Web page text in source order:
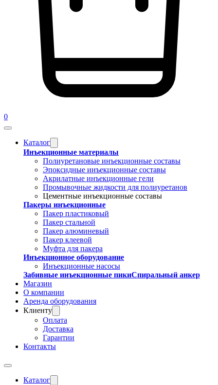
0
Каталог
Инъекционные материалы
Полиуретановые инъекционные составы
Эпоксидные инъекционные составы
Акрилатные инъекционные гели
Промывочные жидкости для полиуретанов
Цементные инъекционные составы
Пакеры инъекционные
Пакер пластиковый
Пакер стальной
Пакер алюминевый
Пакер клеевой
Муфта для пакера
Инъекционное оборудование
Инъекционные насосы
Забивные инъекционные пикиСпиральный анкер
Магазин
О компании
Аренда оборудования
Клиенту
Оплата
Доставка
Гарантии
Контакты
Каталог